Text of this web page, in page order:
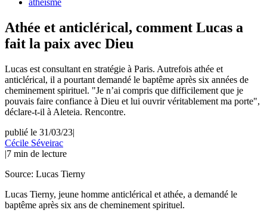
atheisme
Athée et anticlérical, comment Lucas a
fait la paix avec Dieu
Lucas est consultant en stratégie à Paris. Autrefois athée et
anticlérical, il a pourtant demandé le baptême après six années de
cheminement spirituel. "Je n’ai compris que difficilement que je
pouvais faire confiance à Dieu et lui ouvrir véritablement ma porte",
déclare-t-il à Aleteia. Rencontre.
publié le 31/03/23|
Cécile Séveirac
|7 min de lecture
Source: Lucas Tierny
Lucas Tierny, jeune homme anticlérical et athée, a demandé le
baptême après six ans de cheminement spirituel.